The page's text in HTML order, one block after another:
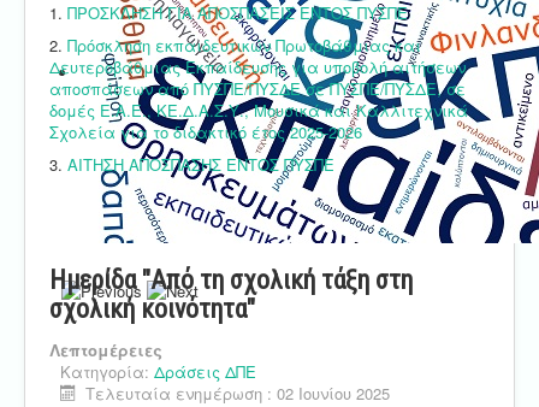
1. ΠΡΟΣΚΛΗΣΗ ΓΙΑ ΑΠΟΣΠΑΣΕΙΣ ΕΝΤΟΣ ΠΥΣΠΕ
2. Πρόσκληση εκπαιδευτικών Πρωτοβάθμιας και
Δευτεροβάθμιας Εκπαίδευσης για υποβολή αιτήσεων
αποσπάσεων από ΠΥΣΠΕ/ΠΥΣΔΕ σε ΠΥΣΠΕ/ΠΥΣΔΕ, σε
δομές Ε.Α.Ε., ΚΕ.Δ.Α.Σ.Υ., Μουσικά και Καλλιτεχνικά
Σχολεία για το διδακτικό έτος 2025-2026
3. ΑΙΤΗΣΗ ΑΠΟΣΠΑΣΗΣ ΕΝΤΟΣ ΠΥΣΠΕ
Ημερίδα "Από τη σχολική τάξη στη
σχολική κοινότητα"
Λεπτομέρειες
Κατηγορία: Δράσεις ΔΠΕ
Τελευταία ενημέρωση : 02 Ιουνίου 2025